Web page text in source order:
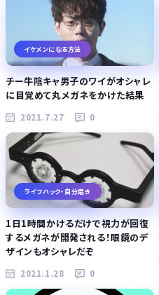
イケメンになる方法
チー牛陰キャ男子のワイがオシャレ
に目覚めて丸メガネをかけた結果
2021.7.27 0
ライフハック・自分磨き
1日1時間かけるだけで視力が回復
するメガネが開発される！眼鏡のデ
ザインもオシャレだぞ
2021.1.28 0